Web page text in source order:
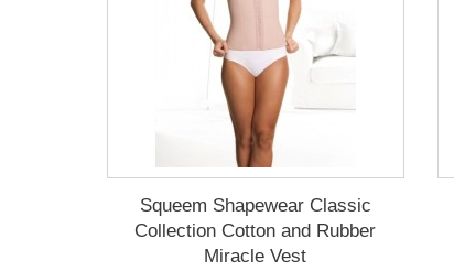
Squeem Shapewear Classic
Collection Cotton and Rubber
Miracle Vest